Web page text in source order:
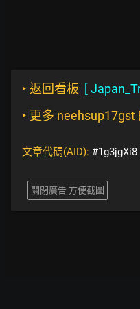
‣ 返回看板 [
‣ 更多 neehsup17gst
文章代碼(AID): #1g3jgXi8
關閉廣告 方便截圖